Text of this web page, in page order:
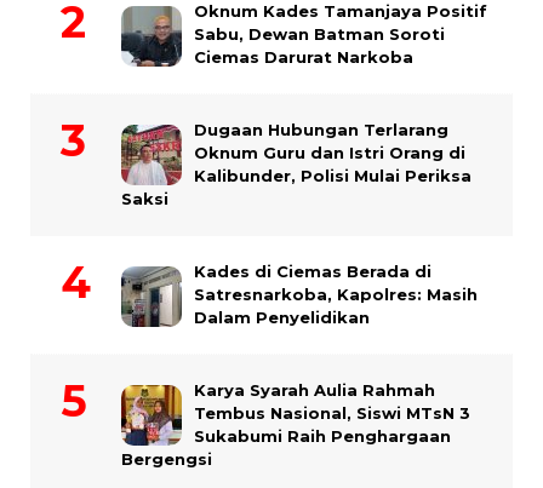
Oknum Kades Tamanjaya Positif
Sabu, Dewan Batman Soroti
Ciemas Darurat Narkoba
Dugaan Hubungan Terlarang
Oknum Guru dan Istri Orang di
Kalibunder, Polisi Mulai Periksa
Saksi
Kades di Ciemas Berada di
Satresnarkoba, Kapolres: Masih
Dalam Penyelidikan
Karya Syarah Aulia Rahmah
Tembus Nasional, Siswi MTsN 3
Sukabumi Raih Penghargaan
Bergengsi